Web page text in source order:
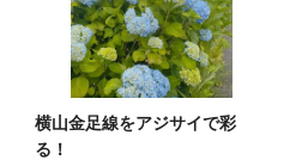
横山金足線をアジサイで彩
る！